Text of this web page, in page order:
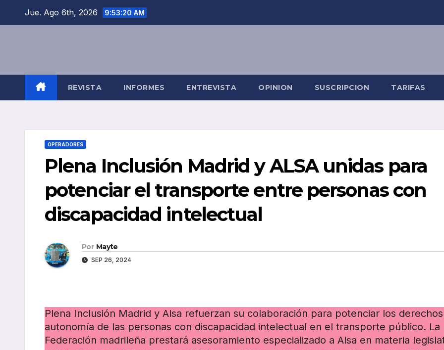
Jue. Ago 6th, 2026 9:53:20 AM
REVISTA INFORMES ENTREVISTA OPINION SUSCRIPCION TARIFAS
OPERADORES
Plena Inclusión Madrid y ALSA unidas para
potenciar el transporte entre personas con
discapacidad intelectual
Por Mayte
SEP 26, 2024
Plena Inclusión Madrid y Alsa refuerzan su colaboración para potenciar los
autonomía de las personas con discapacidad intelectual en el transporte público. La
Federación madrileña prestará asesoramiento especializado a Alsa en materia